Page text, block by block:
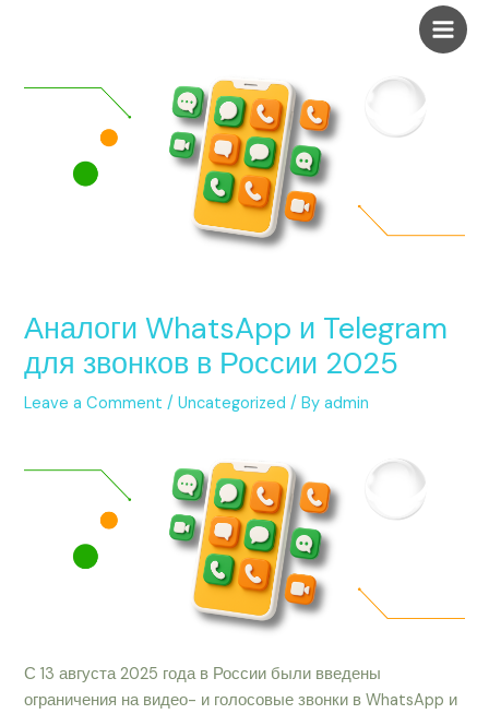
Main
Аналоги WhatsApp и Telegram
для звонков в России 2025
Leave a Comment /Uncategorized / Byadmin
С 13 августа 2025 года в России были введены
ограничения на видео- и голосовые звонки в WhatsApp и